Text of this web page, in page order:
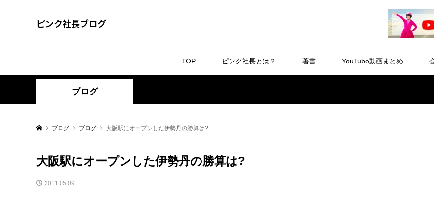
ピンク社長ブログ
TOP ピンク社長とは？ 著書 YouTube動画まとめ
ブログ
ブログ ブログ 大阪駅にオープンした伊勢丹の勝算は?
大阪駅にオープンした伊勢丹の勝算は?
2011.05.09